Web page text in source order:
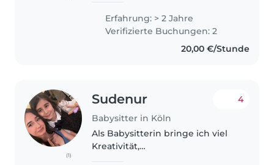
eines Erasmus-Projekts mit
Kindern mit Behinderungen
gearbeitet. Außerdem bin ich..
Erfahrung: > 2 Jahre
Verifizierte Buchungen: 2
20,00 €/Stunde
(1)
Sudenur
Babysitter in Köln
4
Als Babysitterin bringe ich viel
Kreativität,